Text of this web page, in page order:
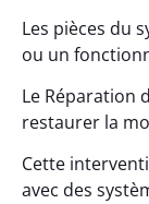
Les pièces du
ou un
Le Réparation
restaurer la
Cette
avec des